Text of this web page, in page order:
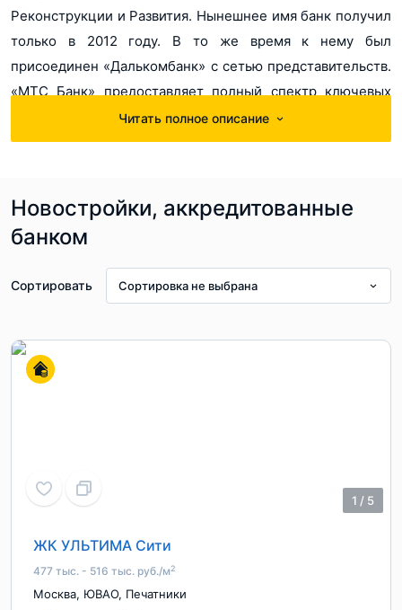
Реконструкции и Развития. Нынешнее имя банк получил
только в 2012 году. В то же время к нему был
присоединен «Далькомбанк» с сетью представительств.
«МТС Банк» предоставляет полный спектр ключевых
финансовых услуг: оформляет кредитование, размещает
вклады по широкому списку депозитных программ,
«МТС Банк» предлагает оформить ипотечное
кредитование для покупки жилых метров в
новостройках или на рынке вторичной недвижимости.
поддержкой.
Читать полное описание
Новостройки, аккредитованные
банком
Сортировать Сортировка не выбрана
1 / 5
ЖК УЛЬТИМА Сити
477 тыс. - 516 тыс. руб./м2
Москва, ЮВАО, Печатники